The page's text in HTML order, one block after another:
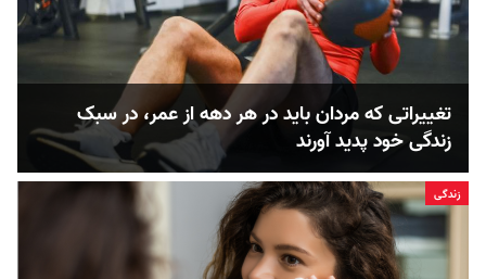
تغییراتی که مردان باید در هر دهه از عمر، در سبک
زندگی خود پدید آورند
زندگی